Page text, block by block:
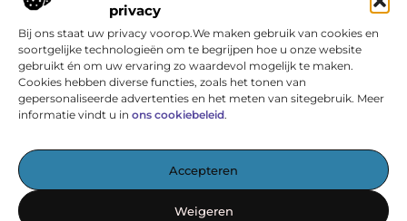
privacy
Bij ons staat uw privacy voorop.We maken gebruik van cookies en
soortgelijke technologieën om te begrijpen hoe u onze website
gebruikt én om uw ervaring zo waardevol mogelijk te maken.
Cookies hebben diverse functies, zoals het tonen van
gepersonaliseerde advertenties en het meten van sitegebruik. Meer
informatie vindt u in ons cookiebeleid.
Accepteren
Weigeren
Het startpunt voor kennis en inspiratie
— Verken boeiende artikelen, handige tips en verhelderende
vandaag nog wat Vereniging BERK voor jou in petto heeft!
Onze informatie